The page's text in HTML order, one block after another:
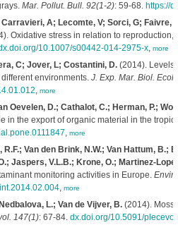
Mar. Pollut. Bull. 92(1-2): 59-68. https://
A; Lecomte, V; Sorci, G;
Oxidative stress in relation to
10.1007/s00442-014-2975-x, more
C; Jover, L; Costantini, D.(2014). Levels
environments. J. Exp. Mar. Biol. Ecol.
, more
Oevelen, D.; Cathalot, C.; Herman, P.;
in the export of organic material in the
, more
R.F.; Van den Brink, N.W.; Van Hattum, B.;
Jaspers, V.L.B.; Krone, O.; Martinez-
monitoring activities in Europe.
, more
L.; Van de Vijver, B.(2014).
147(1): 67-84. dx.doi.org/10.5091/